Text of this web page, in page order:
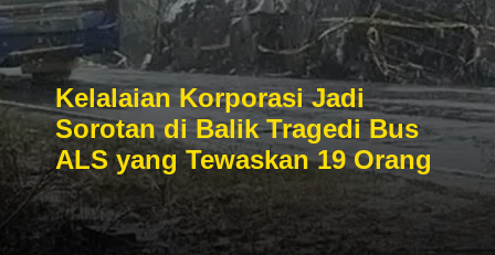
Kelalaian Korporasi Jadi
Sorotan di Balik Tragedi Bus
ALS yang Tewaskan 19 Orang